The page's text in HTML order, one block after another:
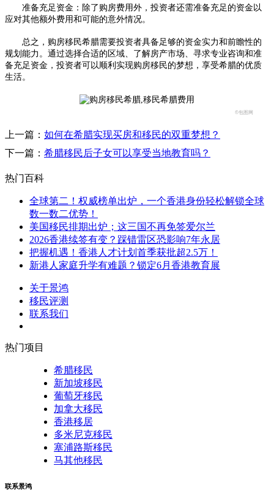
准备充足资金：除了购房费用外，投资者还需准备充足的资金以
应对其他额外费用和可能的意外情况。
总之，购房移民希腊需要投资者具备足够的资金实力和前瞻性的
规划能力。通过选择合适的区域、了解房产市场、寻求专业咨询和准
备充足资金，投资者可以顺利实现购房移民的梦想，享受希腊的优质
生活。
©包图网
上一篇： 如何在希腊实现买房和移民的双重梦想？
下一篇： 希腊移民后子女可以享受当地教育吗？
热门百科
全球第二！权威榜单出炉，一个香港身份轻松解锁全球
数一数二优势！
美国移民排期出炉；这三国不再免签爱尔兰
2026香港续签有变？踩错雷区恐影响7年永居
把握机遇！香港人才计划首季获批超2.5万！
新港人家庭升学有难题？锁定6月香港教育展
关于景鸿
移民评测
联系我们
热门项目
希腊移民
新加坡移民
葡萄牙移民
加拿大移民
香港移居
多米尼克移民
塞浦路斯移民
马其他移民
联系景鸿